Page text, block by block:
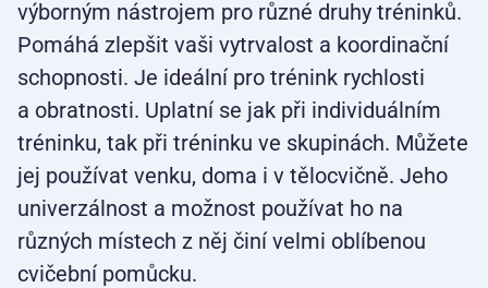
výborným nástrojem pro různé druhy tréninků.
Pomáhá zlepšit vaši vytrvalost a koordinační
schopnosti. Je ideální pro trénink rychlosti
a obratnosti. Uplatní se jak při individuálním
tréninku, tak při tréninku ve skupinách. Můžete
jej používat venku, doma i v tělocvičně. Jeho
univerzálnost a možnost používat ho na
různých místech z něj činí velmi oblíbenou
cvičební pomůcku.